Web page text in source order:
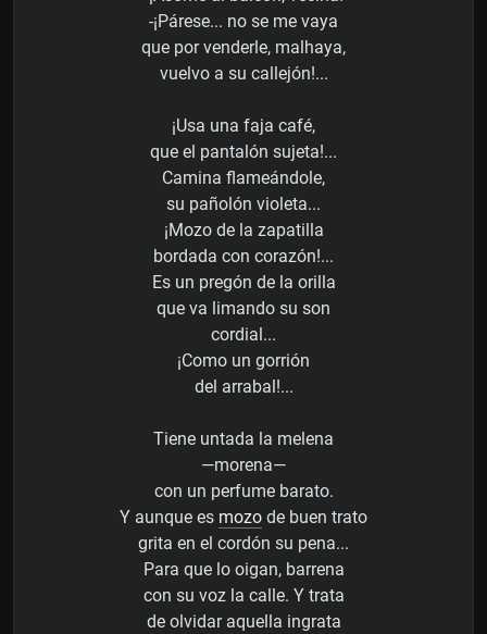
-¡Párese... no se me vaya
que por venderle, malhaya,
vuelvo a su callejón!...
¡Usa una faja café,
que el pantalón sujeta!...
Camina flameándole,
su pañolón violeta...
¡Mozo de la zapatilla
bordada con corazón!...
Es un pregón de la orilla
que va limando su son
cordial...
¡Como un gorrión
del arrabal!...
Tiene untada la melena
—morena—
con un perfume barato.
Y aunque es mozo de buen trato
grita en el cordón su pena...
Para que lo oigan, barrena
con su voz la calle. Y trata
de olvidar aquella ingrata